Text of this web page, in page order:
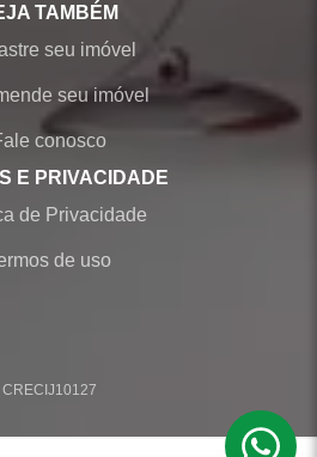
TAMBÉM
seu imóvel
seu imóvel
conosco
E PRIVACIDADE
de Privacidade
de uso
CRECIJ10127